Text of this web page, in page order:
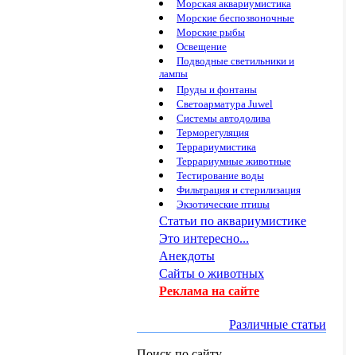
Морская аквариумистика
Морские беспозвоночные
Морские рыбы
Освещение
Подводные светильники и
лампы
Пруды и фонтаны
Светоарматура Juwel
Системы автодолива
Терморегуляция
Террариумистика
Террариумные животные
Тестирование воды
Фильтрация и стерилизация
Экзотические птицы
Статьи по аквариумистике
Это интересно...
Анекдоты
Сайты о животных
Реклама на сайте
Различные статьи